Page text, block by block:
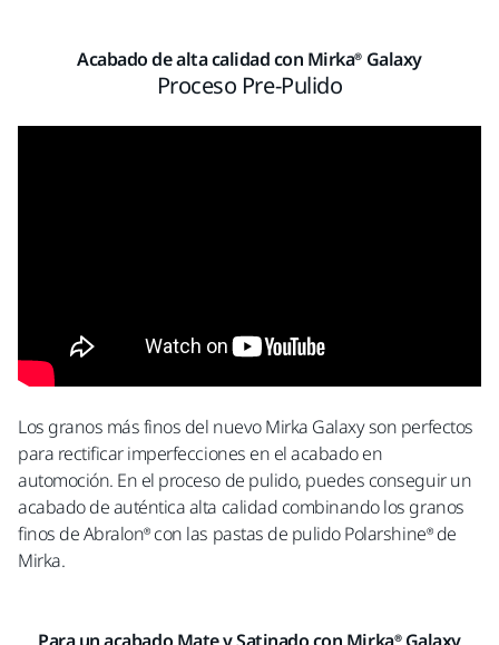
Acabado de alta calidad con Mirka® Galaxy
Proceso Pre-Pulido
Los granos más finos del nuevo Mirka Galaxy son perfectos
para rectificar imperfecciones en el acabado en
automoción. En el proceso de pulido, puedes conseguir un
acabado de auténtica alta calidad combinando los granos
finos de Abralon® con las pastas de pulido Polarshine® de
Mirka.